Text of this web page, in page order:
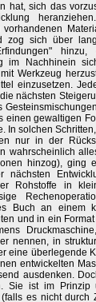
hat, sich das
vorhandenen
zog sich über
im Nachhinein
Werkzeug
einzusetzen.
nächsten
einen gewaltigen
In solchen
nur in der
wahrscheinlich
hinzog), ging
nächsten
Rohstoffe in
Buch an einem
und in ein
nennen, in
eine überlegende
entwickelten
ausdenken.
Sie ist im Prinzip
es nicht durch